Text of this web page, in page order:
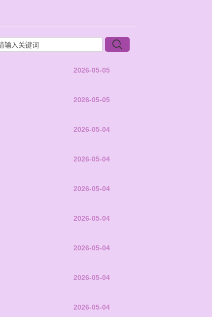
2026-05-05
2026-05-05
2026-05-04
2026-05-04
2026-05-04
2026-05-04
2026-05-04
2026-05-04
2026-05-04